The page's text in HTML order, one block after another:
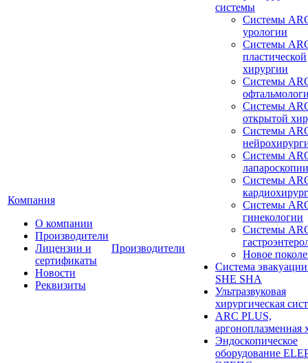
Компания
О компании
Производители
Лицензии и
сертификаты
Новости
Реквизиты
Производители
системы
Системы
урологии
Системы
пластической
хирургии
Системы
Системы
открытой
Системы
Системы
лапароскопии
Системы
Системы
гинекологии
Системы
Новое
Система
SHE SHA
Ультразвуковая
хирургическая
ARC PLUS,
аргоноплазменная
Эндоскопическое
оборудование